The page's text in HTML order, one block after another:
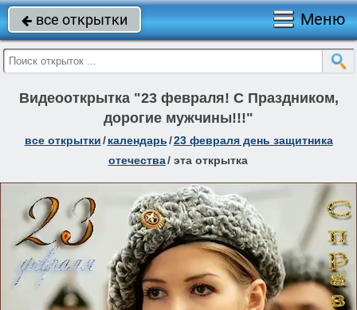
 все открытки Меню
Видеооткрытка "23 февраля! С Праздником,
дорогие мужчины!!!"
все открытки/ календарь/23 февраля день защитника
отечества/ эта открытка